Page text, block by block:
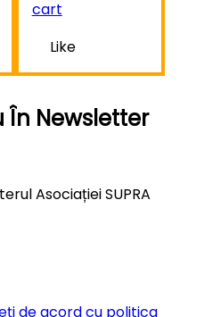
cart
Like
Newsletter
Asociației SUPRA
de acord cu politica